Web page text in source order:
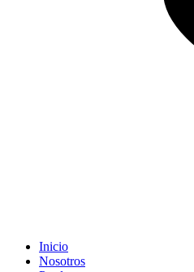
Inicio
Nosotros